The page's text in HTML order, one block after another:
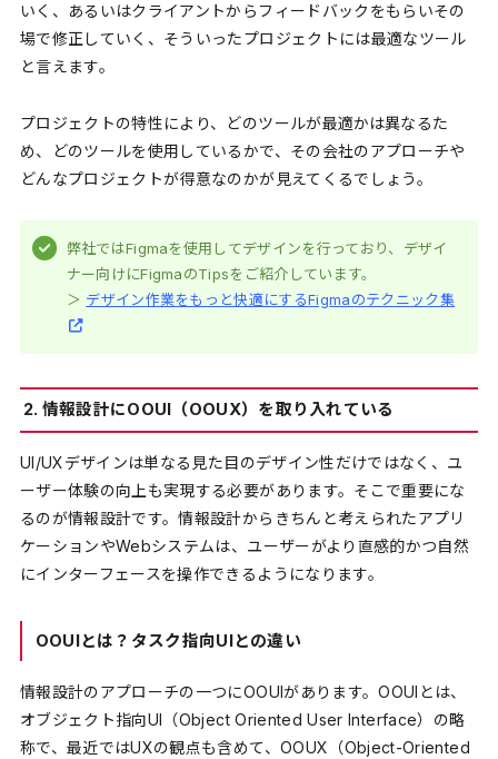
いく、あるいはクライアントからフィードバックをもらいその
場で修正していく、そういったプロジェクトには最適なツール
と言えます。
プロジェクトの特性により、どのツールが最適かは異なるた
め、どのツールを使用しているかで、その会社のアプローチや
どんなプロジェクトが得意なのかが見えてくるでしょう。
弊社ではFigmaを使用してデザインを行っており、デザイ
ナー向けにFigmaのTipsをご紹介しています。
＞ デザイン作業をもっと快適にするFigmaのテクニック集
2. 情報設計にOOUI（OOUX）を取り入れている
UI/UXデザインは単なる見た目のデザイン性だけではなく、ユ
ーザー体験の向上も実現する必要があります。そこで重要にな
るのが情報設計です。情報設計からきちんと考えられたアプリ
ケーションやWebシステムは、ユーザーがより直感的かつ自然
にインターフェースを操作できるようになります。
OOUIとは？タスク指向UIとの違い
情報設計のアプローチの一つにOOUIがあります。OOUIとは、
オブジェクト指向UI（Object Oriented User Interface）の略
称で、最近ではUXの観点も含めて、OOUX（Object-Oriented